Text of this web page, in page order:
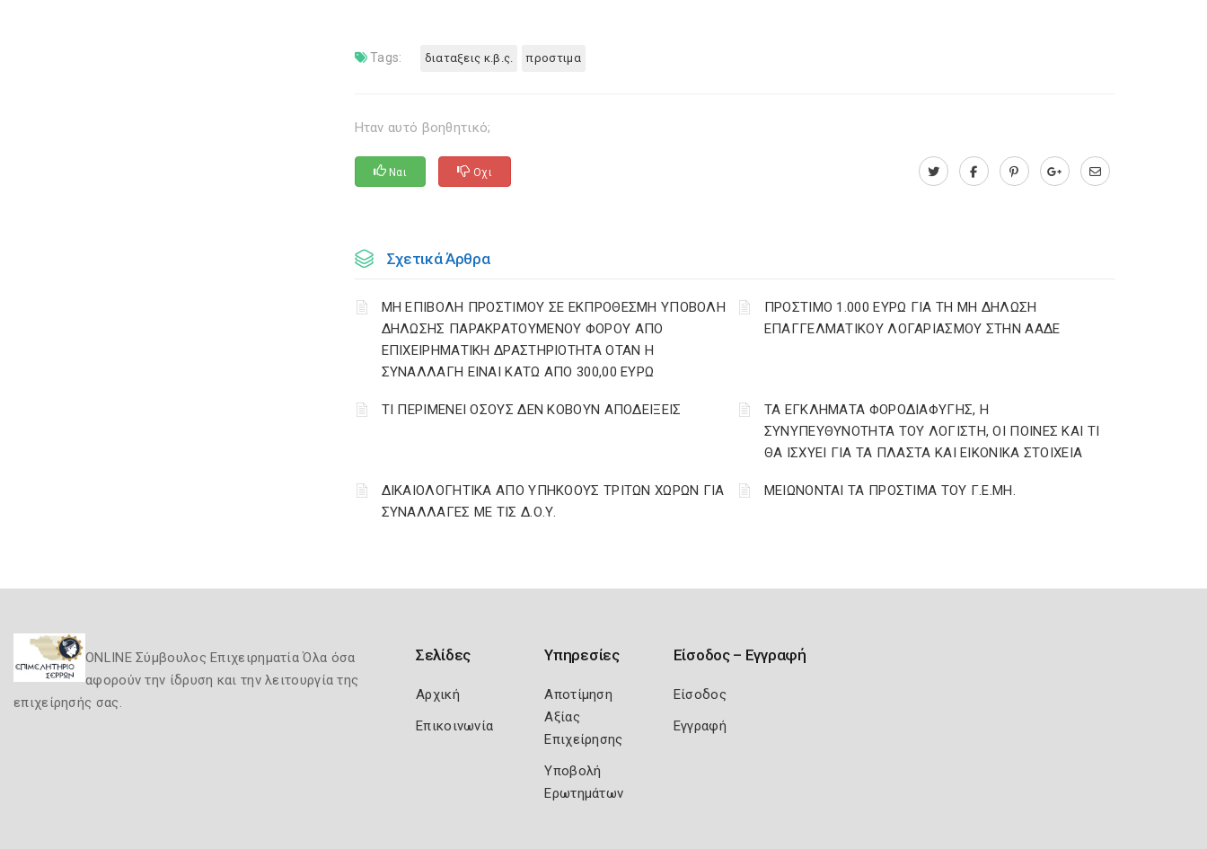
Tags: διαταξεις κ.β.ς. προστιμα
Ηταν αυτό βοηθητικό;
Ναι Οχι
Σχετικά Άρθρα
ΜΗ ΕΠΙΒΟΛΗ ΠΡΟΣΤΙΜΟΥ ΣΕ ΕΚΠΡΟΘΕΣΜΗ ΥΠΟΒΟΛΗ
ΔΗΛΩΣΗΣ ΠΑΡΑΚΡΑΤΟΥΜΕΝΟΥ ΦΟΡΟΥ ΑΠΟ
ΕΠΙΧΕΙΡΗΜΑΤΙΚΗ ΔΡΑΣΤΗΡΙΟΤΗΤΑ ΟΤΑΝ Η
ΣΥΝΑΛΛΑΓΗ ΕΙΝΑΙ ΚΑΤΩ ΑΠΟ 300,00 ΕΥΡΩ
ΠΡΟΣΤΙΜΟ 1.000 ΕΥΡΩ ΓΙΑ ΤΗ ΜΗ ΔΗΛΩΣΗ
ΕΠΑΓΓΕΛΜΑΤΙΚΟΥ ΛΟΓΑΡΙΑΣΜΟΥ ΣΤΗΝ ΑΑΔΕ
ΤΙ ΠΕΡΙΜΕΝΕΙ ΟΣΟΥΣ ΔΕΝ ΚΟΒΟΥΝ ΑΠΟΔΕΙΞΕΙΣ
ΤΑ ΕΓΚΛΗΜΑΤΑ ΦΟΡΟΔΙΑΦΥΓΗΣ, Η
ΣΥΝΥΠΕΥΘΥΝΟΤΗΤΑ ΤΟΥ ΛΟΓΙΣΤΗ, ΟΙ ΠΟΙΝΕΣ ΚΑΙ ΤΙ
ΘΑ ΙΣΧΥΕΙ ΓΙΑ ΤΑ ΠΛΑΣΤΑ ΚΑΙ ΕΙΚΟΝΙΚΑ ΣΤΟΙΧΕΙΑ
ΔΙΚΑΙΟΛΟΓΗΤΙΚΑ ΑΠΟ ΥΠΗΚΟΟΥΣ ΤΡΙΤΩΝ ΧΩΡΩΝ ΓΙΑ
ΣΥΝΑΛΛΑΓΕΣ ΜΕ ΤΙΣ Δ.Ο.Υ.
ΜΕΙΩΝΟΝΤΑΙ ΤΑ ΠΡΟΣΤΙΜΑ ΤΟΥ Γ.Ε.ΜΗ.
ONLINE Σύμβουλος Επιχειρηματία Όλα όσα
αφορούν την ίδρυση και την λειτουργία της
επιχείρησής σας.
Σελίδες
Αρχική
Επικοινωνία
Υπηρεσίες
Αποτίμηση
Αξίας
Επιχείρησης
Υποβολή
Ερωτημάτων
Είσοδος – Εγγραφή
Είσοδος
Εγγραφή